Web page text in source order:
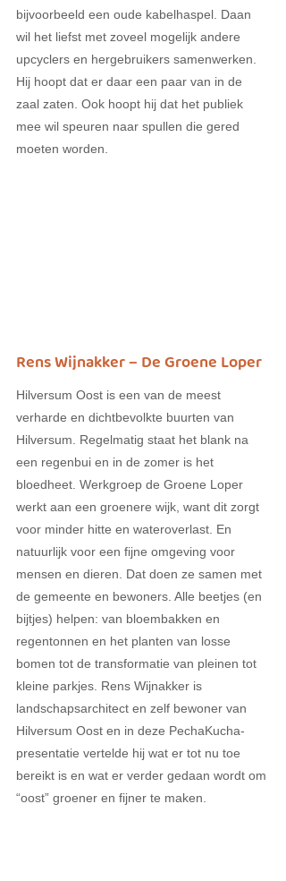
bijvoorbeeld een oude kabelhaspel. Daan
wil het liefst met zoveel mogelijk andere
upcyclers en hergebruikers samenwerken.
Hij hoopt dat er daar een paar van in de
zaal zaten. Ook hoopt hij dat het publiek
mee wil speuren naar spullen die gered
moeten worden.
Rens Wijnakker – De Groene Loper
Hilversum Oost is een van de meest
verharde en dichtbevolkte buurten van
Hilversum. Regelmatig staat het blank na
een regenbui en in de zomer is het
bloedheet. Werkgroep de Groene Loper
werkt aan een groenere wijk, want dit zorgt
voor minder hitte en wateroverlast. En
natuurlijk voor een fijne omgeving voor
mensen en dieren. Dat doen ze samen met
de gemeente en bewoners. Alle beetjes (en
bijtjes) helpen: van bloembakken en
regentonnen en het planten van losse
bomen tot de transformatie van pleinen tot
kleine parkjes. Rens Wijnakker is
landschapsarchitect en zelf bewoner van
Hilversum Oost en in deze PechaKucha-
presentatie vertelde hij wat er tot nu toe
bereikt is en wat er verder gedaan wordt om
“oost” groener en fijner te maken.